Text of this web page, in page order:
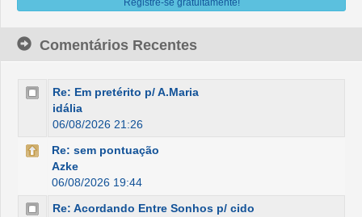
Registre-se gratuitamente!
Comentários Recentes
Re: Em pretérito p/ A.Maria
idália
06/08/2026 21:26
Re: sem pontuação
Azke
06/08/2026 19:44
Re: Acordando Entre Sonhos p/ cido